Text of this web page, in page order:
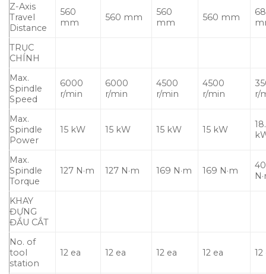
Z-Axis
Travel
Distance
560
mm
560 mm
560
mm
560 mm
TRỤC
CHÍNH
Max.
Spindle
Speed
6000
r/min
6000
r/min
4500
r/min
4500
r/min
r/
Max.
Spindle
Power
15 kW 15 kW 15 kW 15 kW
Max.
Spindle
Torque
127 N·m 127 N·m 169 N·m 169 N·m
KHAY
ĐỰNG
ĐẦU CẮT
No. of
tool
station
12 ea 12 ea 12 ea 12 ea 12